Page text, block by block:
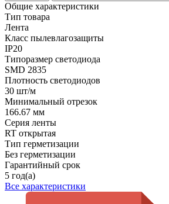
Общие характеристики
Тип товара
Лента
Класс пылевлагозащиты
IP20
Типоразмер светодиода
SMD 2835
Плотность светодиодов
30 шт/м
Минимальный отрезок
166.67 мм
Серия ленты
RT открытая
Тип герметизации
Без герметизации
Гарантийный срок
5 год(а)
Все характеристики